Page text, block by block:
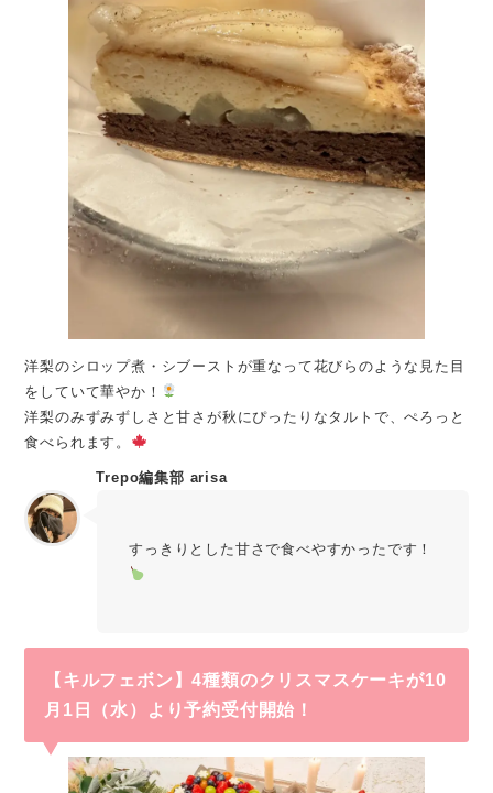
洋梨のシロップ煮・シブーストが重なって花びらのような見た目
をしていて華やか！
洋梨のみずみずしさと甘さが秋にぴったりなタルトで、ぺろっと
食べられます。
Trepo編集部 arisa
すっきりとした甘さで食べやすかったです！
【キルフェボン】4種類のクリスマスケーキが10
月1日（水）より予約受付開始！